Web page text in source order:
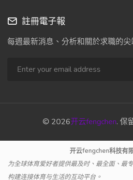
註冊電子報
每週最新消息、分析和關於求職的尖
© 2026开云fengchen. 保
开云fengchen科技有
为全球体育爱好者提供最及时、最全面、最
构建连接体育与生活的互动平台。